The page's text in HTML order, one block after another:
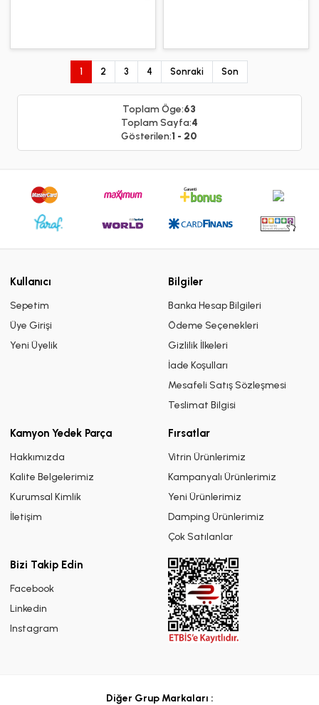
1 2 3 4 Sonraki Son
Toplam Öge:63
Toplam Sayfa:4
Gösterilen:1 - 20
Kullanıcı
Sepetim
Üye Girişi
Yeni Üyelik
Bilgiler
Banka Hesap Bilgileri
Ödeme Seçenekleri
Gizlilik İlkeleri
İade Koşulları
Mesafeli Satış Sözleşmesi
Teslimat Bilgisi
Kamyon Yedek Parça
Hakkımızda
Kalite Belgelerimiz
Kurumsal Kimlik
İletişim
Fırsatlar
Vitrin Ürünlerimiz
Kampanyalı Ürünlerimiz
Yeni Ürünlerimiz
Damping Ürünlerimiz
Çok Satılanlar
Bizi Takip Edin
Facebook
Linkedin
Instagram
Diğer Grup Markaları :